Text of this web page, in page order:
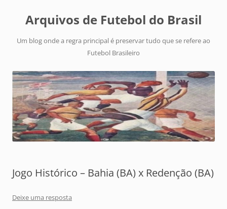
Arquivos de Futebol do Brasil
Um blog onde a regra principal é preservar tudo que se refere ao
Futebol Brasileiro
Jogo Histórico – Bahia (BA) x Redenção (BA)
Deixe uma resposta